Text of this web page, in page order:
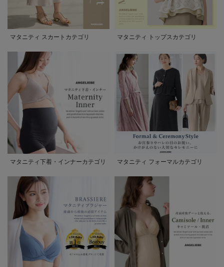
マタニティ スカートカテゴリ マタニティ トップスカテゴリ
マタニティ下着・インナーカテゴリ マタニティ フォーマルカテゴリ